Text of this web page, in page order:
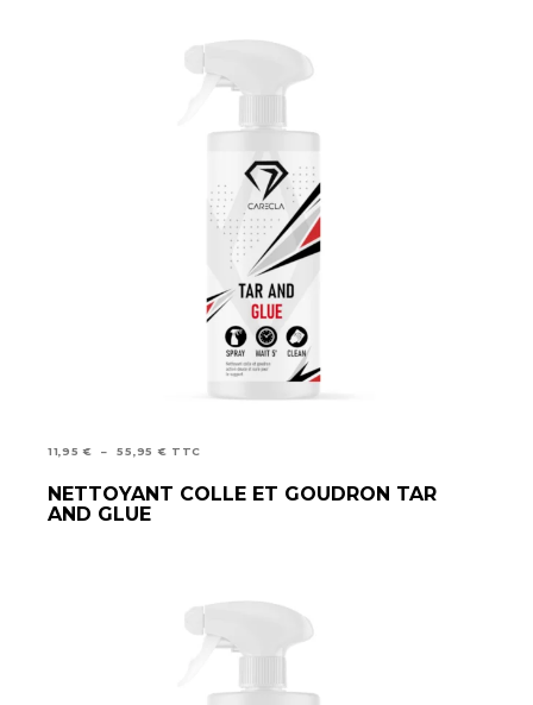
11,95€ – 55,95€ PLAGE
PRIX :
TTC
CHOIX DES OPTIONS
NETTOYANT COLLE ET GOUDRON TAR
AND GLUE